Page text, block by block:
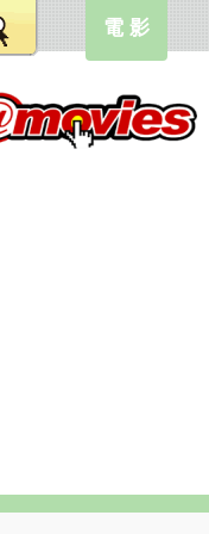
電 影